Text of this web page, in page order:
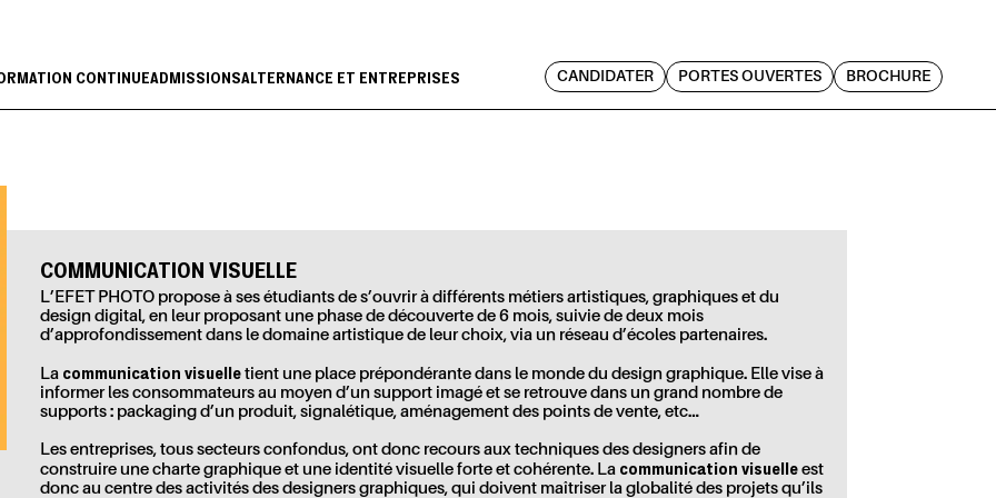
CONTINUEADMISSIONSALTERNANCE ET ENTREPRISES CANDIDATER PORTES OUVERTES BROCHURE
COMMUNICATION VISUELLE
L’EFET PHOTO propose à ses étudiants de s’ouvrir à différents métiers artistiques, graphiques et du
design digital, en leur proposant une phase de découverte de 6 mois, suivie de deux mois
d’approfondissement dans le domaine artistique de leur choix, via un réseau d’écoles partenaires.
La communication visuelle tient une place prépondérante dans le monde du design graphique. Elle vise à
informer les consommateurs au moyen d’un support imagé et se retrouve dans un grand nombre de
supports : packaging d’un produit, signalétique, aménagement des points de vente, etc…
Les entreprises, tous secteurs confondus, ont donc recours aux techniques des designers afin de
construire une charte graphique et une identité visuelle forte et cohérente. La communication visuelle est
donc au centre des activités des designers graphiques, qui doivent maîtriser la globalité des projets qu’ils